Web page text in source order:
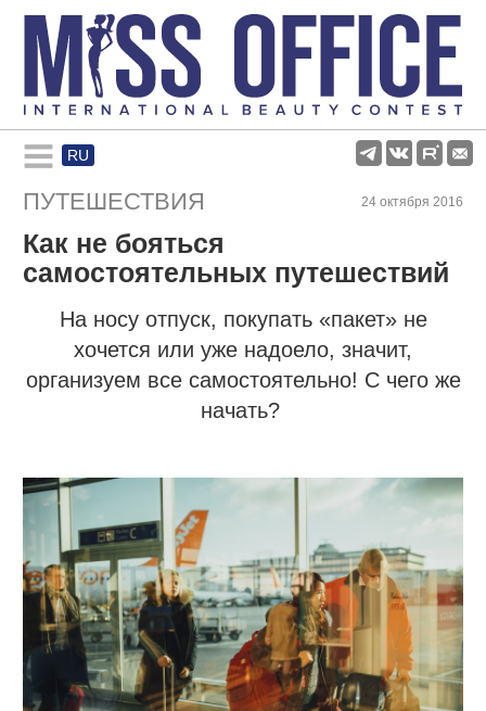
RU
Rules and regulations
About pageant
Participants
Gallery
ПУТЕШЕСТВИЯ 24 октября 2016
Как не бояться
самостоятельных путешествий
На носу отпуск, покупать «пакет» не
хочется или уже надоело, значит,
организуем все самостоятельно! С чего же
начать?